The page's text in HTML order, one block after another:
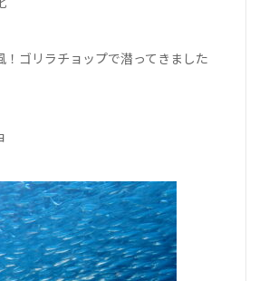
！ゴリラチョップで潜ってきました